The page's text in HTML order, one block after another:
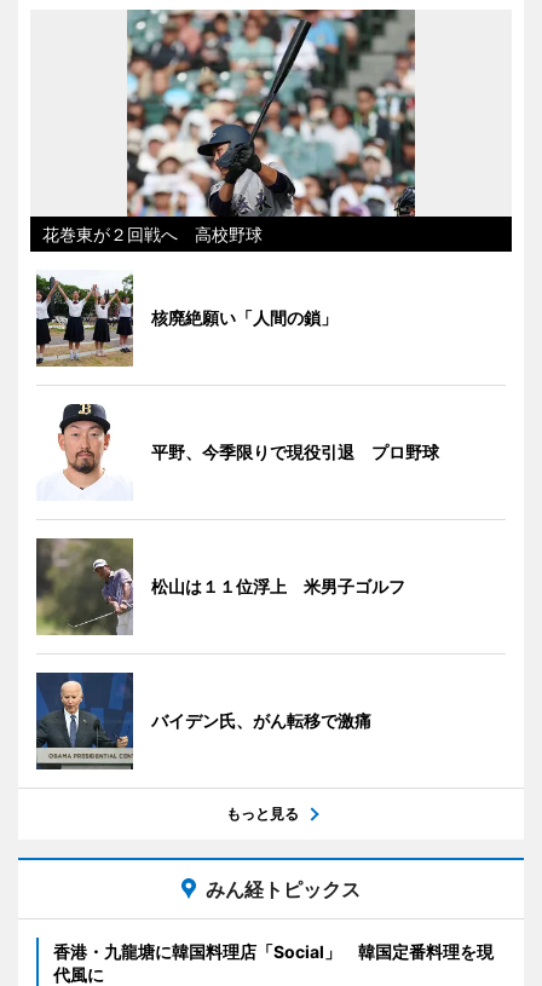
花巻東が２回戦へ 高校野球
核廃絶願い「人間の鎖」
平野、今季限りで現役引退 プロ野球
松山は１１位浮上 米男子ゴルフ
バイデン氏、がん転移で激痛
もっと見る
みん経トピックス
香港・九龍塘に韓国料理店「Social」 韓国定番料理を現
代風に